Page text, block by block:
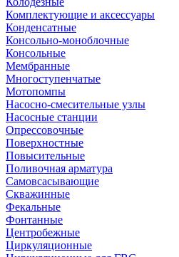
Комплектующие и аксессуары
Конденсатные
Консольно-моноблочные
Консольные
Мембранные
Многоступенчатые
Мотопомпы
Насосно-смесительные узлы
Насосные станции
Опрессовочные
Поверхностные
Повысительные
Поливочная арматура
Самовсасывающие
Скважинные
Фекальные
Фонтанные
Центробежные
Циркуляционные